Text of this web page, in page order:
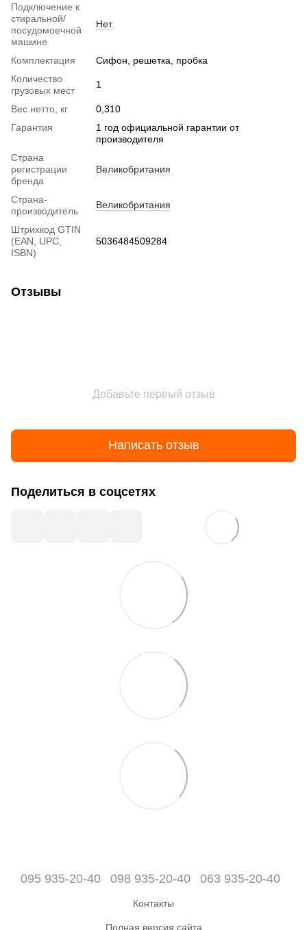
Подключение к
стиральной/
посудомоечной
машине
Нет
Комплектация
Сифон, решетка, пробка
Количество
грузовых мест
1
Вес нетто, кг
0,310
Гарантия
1 год официальной гарантии от
производителя
Страна
регистрации
бренда
Великобритания
Страна-
производитель
Великобритания
Штрихкод GTIN
(EAN, UPC,
ISBN)
5036484509284
Отзывы
Добавьте первый отзыв
Написать отзыв
Поделиться в соцсетях
095 935-20-40 098 935-20-40 063 935-20-40
Контакты
Полная версия сайта